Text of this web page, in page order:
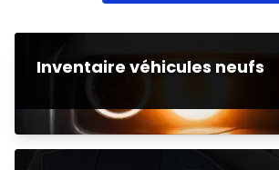
Inventaire véhicules neufs